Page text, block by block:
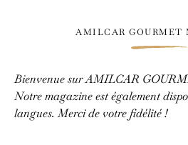
AMILCAR GOURMET
Bienvenue sur AMILCAR
Notre magazine est également
langues. Merci de votre fidélité !